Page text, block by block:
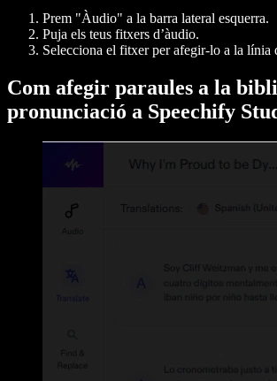
Prem "Àudio" a la barra lateral esquerra.
Puja els teus fitxers d’àudio.
Selecciona el fitxer per afegir-lo a la línia
Com afegir paraules a la
pronunciació a Speechify